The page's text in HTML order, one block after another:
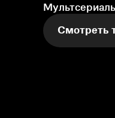
Смотреть